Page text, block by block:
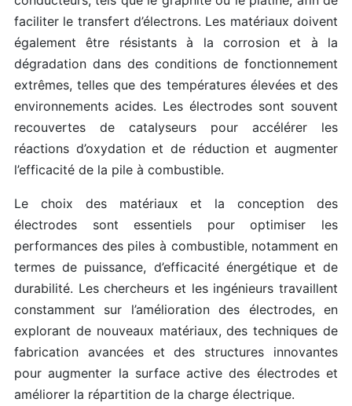
faciliter le transfert d’électrons. Les matériaux doivent
également être résistants à la corrosion et à la
dégradation dans des conditions de fonctionnement
extrêmes, telles que des températures élevées et des
environnements acides. Les électrodes sont souvent
recouvertes de catalyseurs pour accélérer les
réactions d’oxydation et de réduction et augmenter
l’efficacité de la pile à combustible.
Le choix des matériaux et la conception des
électrodes sont essentiels pour optimiser les
performances des piles à combustible, notamment en
termes de puissance, d’efficacité énergétique et de
durabilité. Les chercheurs et les ingénieurs travaillent
constamment sur l’amélioration des électrodes, en
explorant de nouveaux matériaux, des techniques de
fabrication avancées et des structures innovantes
pour augmenter la surface active des électrodes et
améliorer la répartition de la charge électrique.